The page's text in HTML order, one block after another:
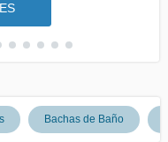
Bachas de Baño